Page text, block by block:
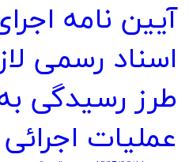
آیین‌ نامه
اسناد رسمی
طرز رسیدگی
عملیات اجرائی